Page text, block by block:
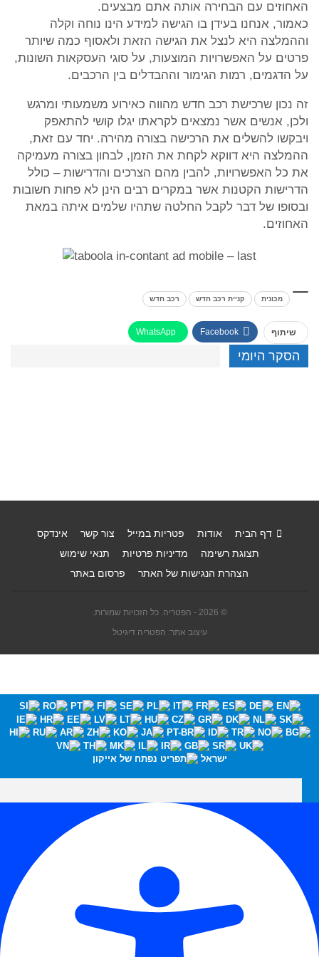
האחוזים עם הבחירה אותה אתם מבצעים.
כאמור, אנחנו בעידן בו הגישה למידע הינו נוחה וקלה
וההמלצה היא לנצל את הגישה הזאת ולאסוף כמה שיותר
פרטים על האפשרויות המוצעות, על סוגי העסקאות השונות,
על הדגמים, רמות הגימור וההבדלים בין הרכבים.
זה נכון שרכישת רכב חדש מהווה כאירוע משמעותי ומרגש
ולכן, אנשים אשר נמצאים לקראתו יגלו קושי להתאפק
ויבקשו להשלים את הרכישה בצורה מהירה. יחד עם זאת,
ההמלצה היא דווקא לקחת את הזמן, לבחון בצורה מעמיקה
את כל האפשרויות, להבין מהם הצרכים והדרישות – כולל
הדרישות הקטנות אשר במקרים רבים הינן לא פחות חשובות
ובסופו של דבר לקבל החלטה שתהיו שלמים איתה במאת
האחוזים.
מכונית קניית רכב חדש רכב חדש
שיתוף Facebook
WhatsApp
הסקר היומי
דף הבית אודות פטריות במייל צור קשר
אינדקס
תצוגת רשימה
מדיניות פרטיות
תנאי שימוש
הצהרת הנגישות של האתר
פרסום באתר
© 2026 - הפטריה. כל הזכויות שמורות.
עיצוב אתר: הפטריה דיגיטל
ישראל